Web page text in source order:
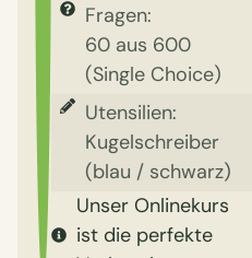
Fragen:
60 aus 600
(Single Choice)
Utensilien:
Kugelschreiber
(blau / schwarz)
Unser Onlinekurs
ist die perfekte